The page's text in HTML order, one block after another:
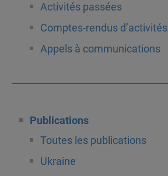
Activités passées
Comptes-rendus d’activités
Appels à communications
Publications
Toutes les publications
Ukraine